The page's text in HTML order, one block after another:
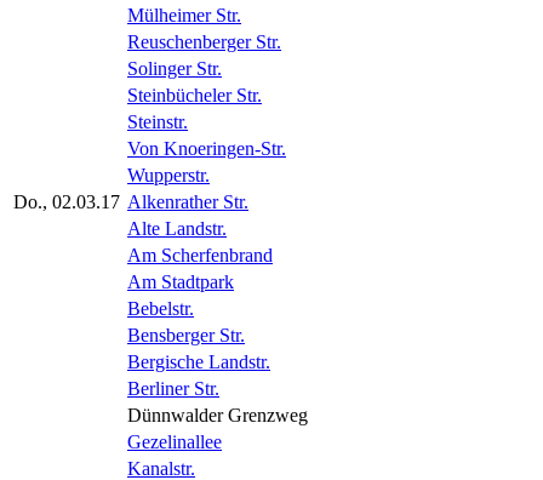
Mülheimer Str.
Reuschenberger Str.
Solinger Str.
Steinbücheler Str.
Steinstr.
Von Knoeringen-Str.
Wupperstr.
Do., 02.03.17 Alkenrather Str.
Alte Landstr.
Am Scherfenbrand
Am Stadtpark
Bebelstr.
Bensberger Str.
Bergische Landstr.
Berliner Str.
Dünnwalder Grenzweg
Gezelinallee
Kanalstr.